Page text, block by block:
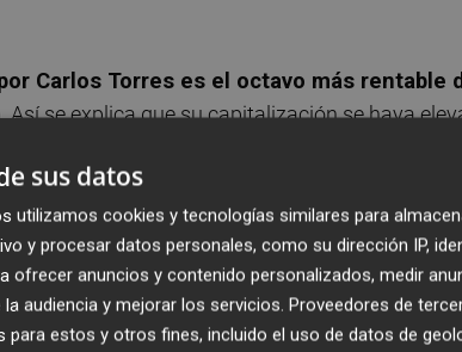
Carlos Torres es el octavo más rentable
. Así se explica que su capitalización se haya
posición del índice selectivo por detrás de la
millones) y Banco Santander (58.988 millones).
capital, por aquello de no igualar o superar el
la noche este diario de la base de datos de la
sus datos
utilizamos cookies y tecnologías similares para
y procesar datos personales, como su dirección IP,
ofrecer anuncios y contenido personalizados, medir
audiencia y mejorar los servicios. Proveedores de
para estos y otros fines, incluido el uso de datos de